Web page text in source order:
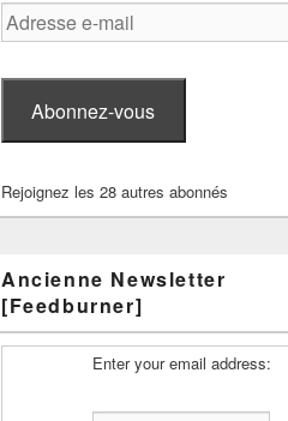
Adresse
e-
Abonnez-vous
Rejoignez les 28 autres abonnés
Ancienne Newsletter
[Feedburner]
Enter your email address: